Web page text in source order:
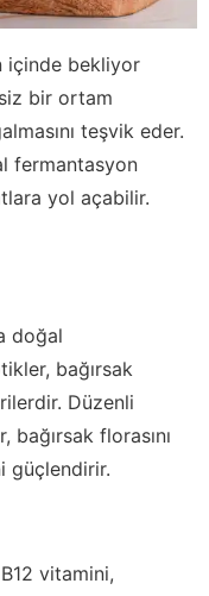
içinde bekliyor
bir ortam
teşvik eder.
fermantasyon
yol açabilir.
doğal
bağırsak
Düzenli
florasını
güçlendirir.
vitamini,